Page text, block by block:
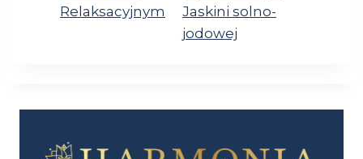
Relaksacyjnym
Jaskini solno-
jodowej